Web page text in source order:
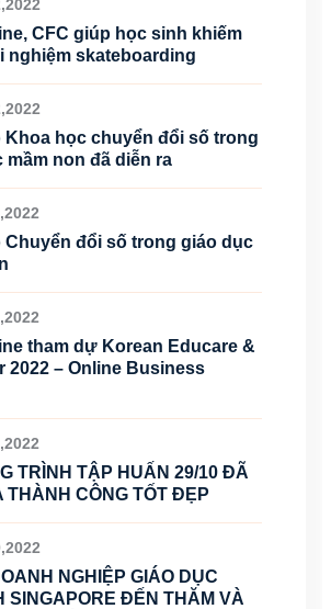
CFC giúp học sinh khiếm
nghiệm skateboarding
Khoa học chuyển đổi số trong
mầm non đã diễn ra
Chuyển đổi số trong giáo dục
tham dự Korean Educare &
2022 – Online Business
TRÌNH TẬP HUẤN 29/10 ĐÃ
THÀNH CÔNG TỐT ĐẸP
NGHIỆP GIÁO DỤC
SINGAPORE ĐẾN THĂM VÀ